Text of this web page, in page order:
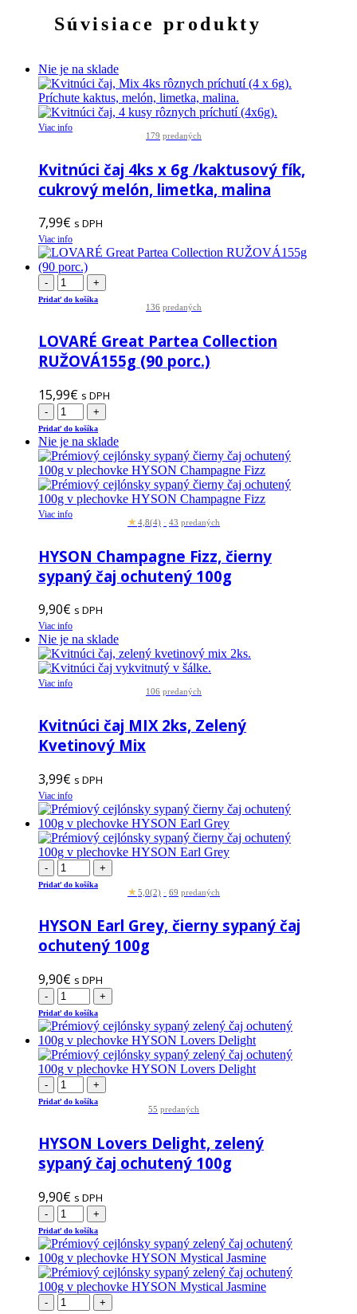
Súvisiace produkty
Nie je na sklade
Viac info
179 predaných
Kvitnúci čaj 4ks x 6g /kaktusový fík,
cukrový melón, limetka, malina
7,99€ s DPH
Viac info
- +
Pridať do košíka
136 predaných
LOVARÉ Great Partea Collection
RUŽOVÁ155g (90 porc.)
15,99€ s DPH
- +
Pridať do košíka
Nie je na sklade
Viac info
★4,8(4) · 43 predaných
HYSON Champagne Fizz, čierny
sypaný čaj ochutený 100g
9,90€ s DPH
Viac info
Nie je na sklade
Viac info
106 predaných
Kvitnúci čaj MIX 2ks, Zelený
Kvetinový Mix
3,99€ s DPH
Viac info
- +
Pridať do košíka
★5,0(2) · 69 predaných
HYSON Earl Grey, čierny sypaný čaj
ochutený 100g
9,90€ s DPH
- +
Pridať do košíka
- +
Pridať do košíka
55 predaných
HYSON Lovers Delight, zelený
sypaný čaj ochutený 100g
9,90€ s DPH
- +
Pridať do košíka
- +